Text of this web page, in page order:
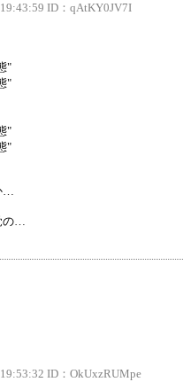
ID： qAtKY0JV7I
"
"
"
"
…
の…
ID： OkUxzRUMpe